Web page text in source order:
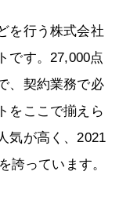
を行う株式会社
です。27,000点
、契約業務で必
をここで揃えら
気が高く、2021
誇っています。